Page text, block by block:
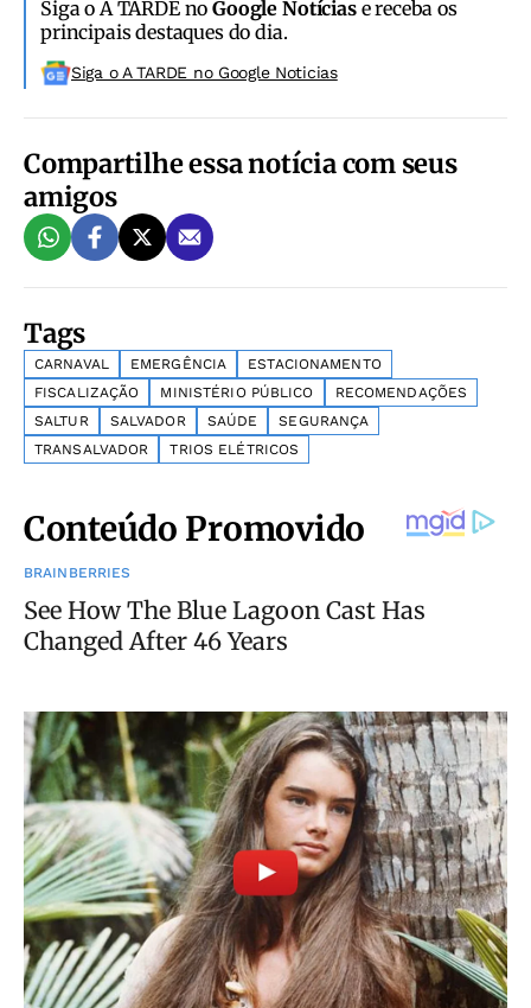
Siga o A TARDE noGoogle Notíciase receba os
principais destaques do dia.
Siga o A TARDE no Google Noticias
Compartilhe essa notícia com seus
amigos
Tags
CARNAVAL EMERGÊNCIA
ESTACIONAMENTO
FISCALIZAÇÃO
MINISTÉRIO PÚBLICO
RECOMENDAÇÕES
SALTUR
SALVADOR SAÚDE
SEGURANÇA
TRANSALVADOR
TRIOS ELÉTRICOS